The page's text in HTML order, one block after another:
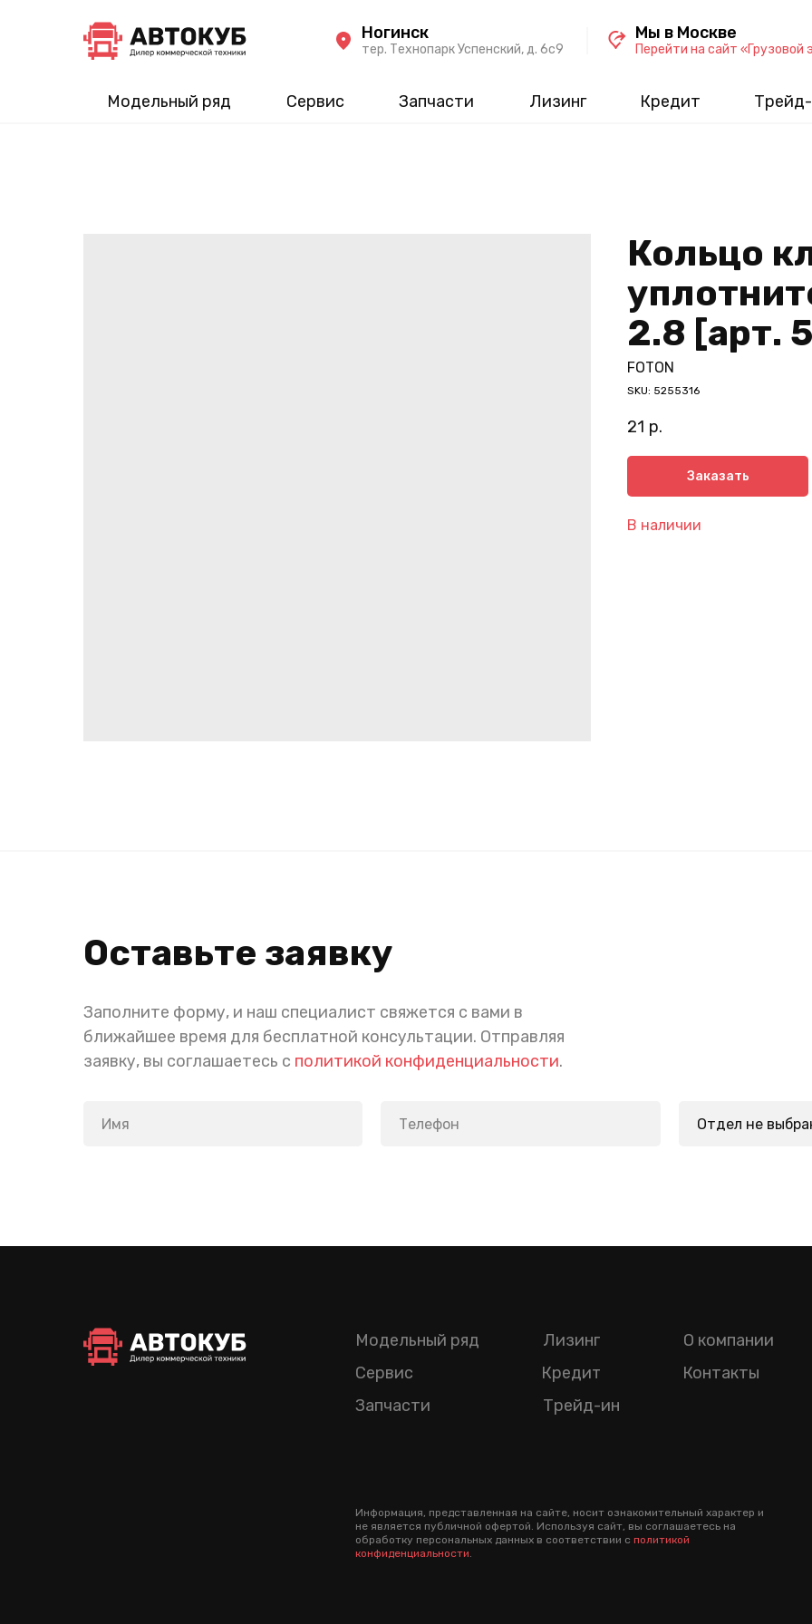
Модельный ряд Сервис Запчасти Лизинг Кредит
тер. Технопарк Успенский, д. 6c9
Ногинск
Перейти на сайт «Грузовой
Мы в Москве
Кольцо
2.8 [арт.
FOTON
SKU: 5255316
21 р.
Заказать
В наличии
Оставьте заявку
Заполните форму, и наш специалист свяжется с вами в
ближайшее время для бесплатной консультации. Отправляя
заявку, вы соглашаетесь с политикой конфиденциальности.
Лизинг
Кредит
Трейд-ин
Модельный ряд
Сервис
Запчасти
О компании
Контакты
Информация, представленная на сайте, носит ознакомительный характер и
не является публичной офертой. Используя сайт, вы соглашаетесь на
обработку персональных данных в соответствии с политикой
конфиденциальности.